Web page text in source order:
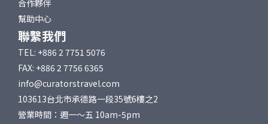
合作夥伴
幫助中心
聯繫我們
TEL: +886 2 7751 5076
FAX: +886 2 7756 6365
info@curatorstravel.com
103613台北市承德路一段35號6樓之2
營業時間：週一～五 10am-5pm